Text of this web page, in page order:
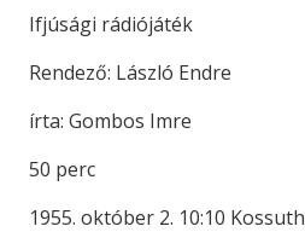
Ifjúsági rádiójáték
Rendező: László Endre
írta: Gombos Imre
50 perc
1955. október 2. 10:10 Kossuth